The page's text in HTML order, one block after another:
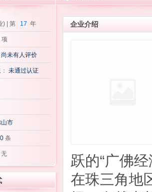
) | 第 17 年
项
尚未有人评价
未通过认证
市
条
企业介绍
跃的“广佛
在珠三角地